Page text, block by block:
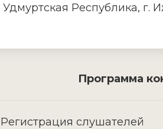
Удмуртская Республика, г.
Программа
Регистрация слушателей